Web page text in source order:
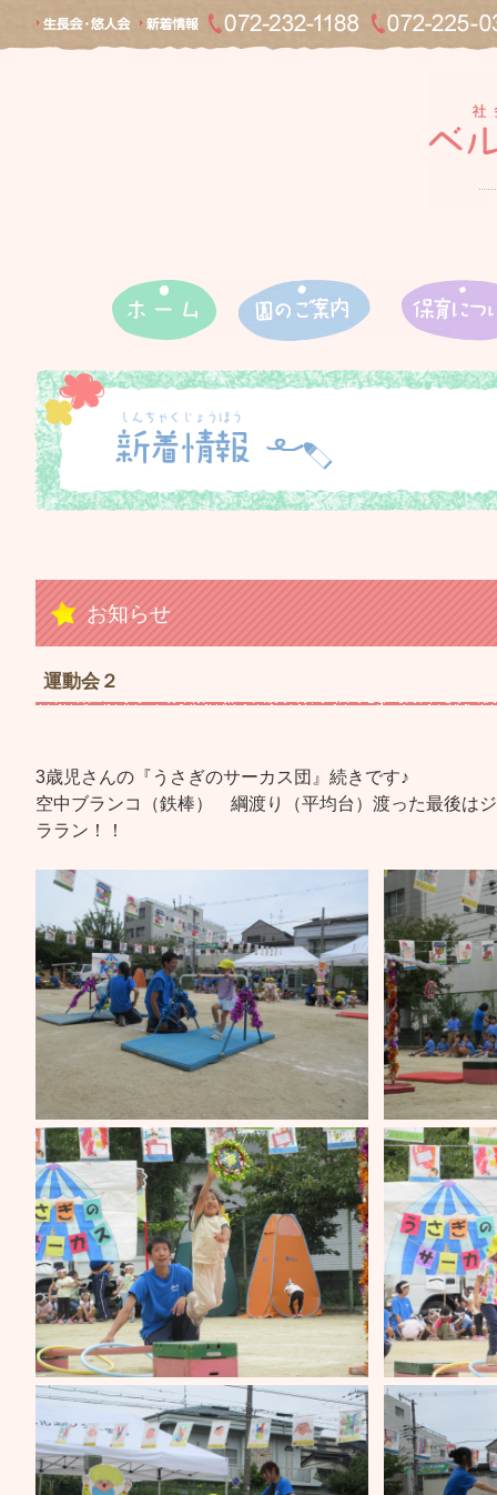
お知らせ
運動会２
3歳児さんの『うさぎのサーカス団』続きです♪
空中ブランコ（鉄棒） 綱渡り（平均台）渡った最後は
ララン！！